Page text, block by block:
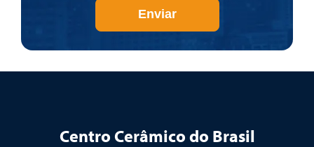
Enviar
Centro Cerâmico do Brasil